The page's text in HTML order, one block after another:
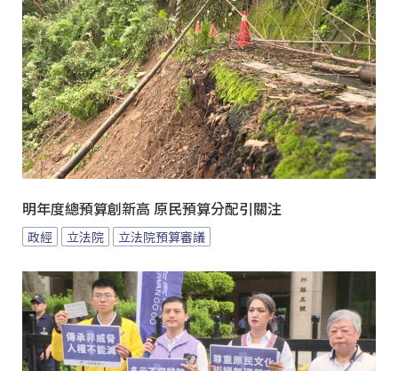
明年度總預算創新高 原民預算分配引關注
政經 立法院 立法院預算審議